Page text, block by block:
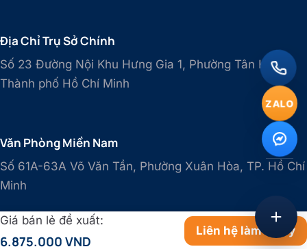
Giá bán lẻ đề xuất:
6.875.000 VND
Liên hệ làm đại lý
Địa Chỉ Trụ Sở Chính
Số 23 Đường Nội Khu Hưng Gia 1, Phường Tân Hưng,
Thành phố Hồ Chí Minh
Văn Phòng Miền Nam
Số 61A-63A Võ Văn Tần, Phường Xuân Hòa, TP. Hồ Chí
Minh
Văn Phòng Miền Bắc
ZALO